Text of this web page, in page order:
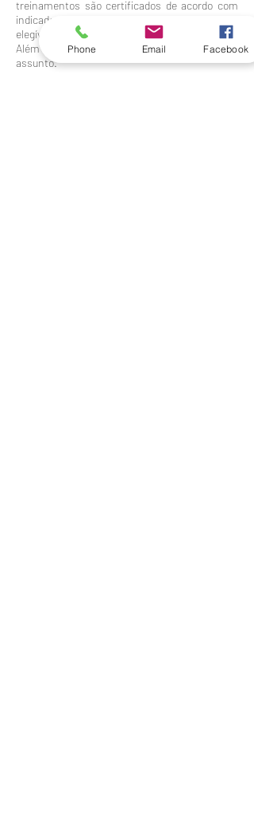
treinamentos são certificados de acordo com
indicadores nacionais de qualidade e todos são
elegíveis ao CPF.
Além disso, você precisa saber mais sobre o
assunto.
Phone Email Facebook